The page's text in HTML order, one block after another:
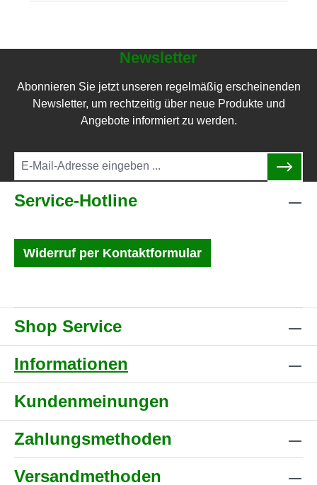
Newsletter
Abonnieren Sie jetzt unseren regelmäßig erscheinenden
Newsletter, um rechtzeitig über neue Produkte und
Angebote informiert zu werden.
Service-Hotline
Widerruf per Kontaktformular
Shop Service
Informationen
Kundenmeinungen
Zahlungsmethoden
Versandmethoden